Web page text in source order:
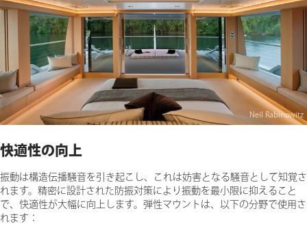
快適性の向上
振動は構造伝播騒音を引き起こし、これは妨害となる騒音として知覚さ
れます。精密に設計された防振対策により振動を最小限に抑えること
で、快適性が大幅に向上します。弾性マウントは、以下の分野で使用さ
れます：
Neil Rabinowitz